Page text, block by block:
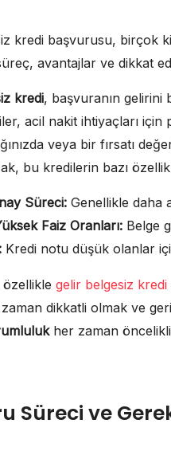
kredi başvurusu, birçok
avantajlar ve dikkat
kredi, başvuranın gelirini
acil nakit ihtiyaçları
veya bir fırsatı
bu kredilerin bazı
Süreci: Genellikle daha
Faiz Oranları: Belge
Kredi notu düşük olanlar
gelir belgesiz kredi
dikkatli olmak ve
her zaman öncelikli
Süreci ve